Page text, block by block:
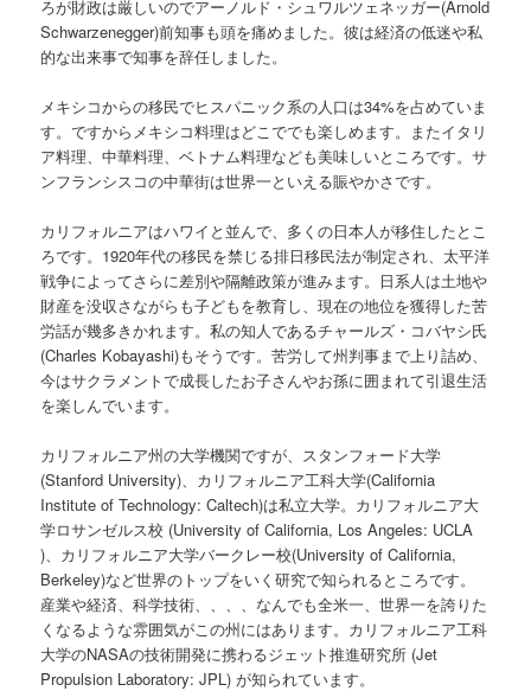
ろが財政は厳しいのでアーノルド・シュワルツェネッガー(Arnold
Schwarzenegger)前知事も頭を痛めました。彼は経済の低迷や私
的な出来事で知事を辞任しました。
メキシコからの移民でヒスパニック系の人口は34%を占めていま
す。ですからメキシコ料理はどこででも楽しめます。またイタリ
ア料理、中華料理、ベトナム料理なども美味しいところです。サ
ンフランシスコの中華街は世界一といえる賑やかさです。
カリフォルニアはハワイと並んで、多くの日本人が移住したとこ
ろです。1920年代の移民を禁じる排日移民法が制定され、太平洋
戦争によってさらに差別や隔離政策が進みます。日系人は土地や
財産を没収さながらも子どもを教育し、現在の地位を獲得した苦
労話が幾多きかれます。私の知人であるチャールズ・コバヤシ氏
(Charles Kobayashi)もそうです。苦労して州判事まで上り詰め、
今はサクラメントで成長したお子さんやお孫に囲まれて引退生活
を楽しんでいます。
カリフォルニア州の大学機関ですが、スタンフォード大学
(Stanford University)、カリフォルニア工科大学(California
Institute of Technology: Caltech)は私立大学。カリフォルニア大
学ロサンゼルス校 (University of California, Los Angeles: UCLA
)、カリフォルニア大学バークレー校(University of California,
Berkeley)など世界のトップをいく研究で知られるところです。
産業や経済、科学技術、、、、なんでも全米一、世界一を誇りた
くなるような雰囲気がこの州にはあります。カリフォルニア工科
大学のNASAの技術開発に携わるジェット推進研究所 (Jet
Propulsion Laboratory: JPL) が知られています。